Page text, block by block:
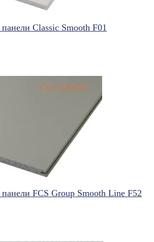
Classic Smooth F01
FCS Group Smooth Line F52